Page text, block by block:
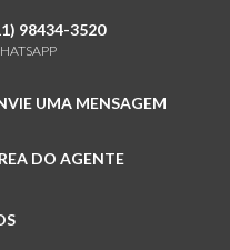
98434-3520
UMA MENSAGEM
DO AGENTE